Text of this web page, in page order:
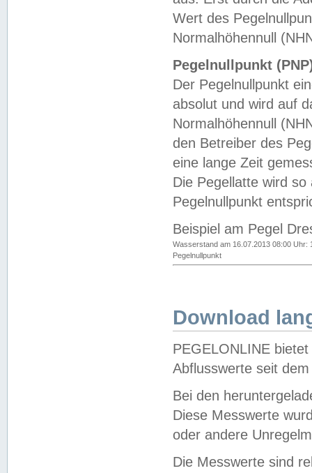
Wert des
Normalhöhennull
Pegelnullpunkt
Der Pegelnullpunkt
absolut und wird auf
Normalhöhennull
den Betreiber des
eine lange Zeit
Die Pegellatte wird
Pegelnullpunkt
Beispiel am Pegel
Wasserstand am 16.07.2013 08:00 Uhr:
Pegelnullpunkt
Download
PEGELONLINE
Abflusswerte seit
Bei den
Diese Messwerte
oder andere
Die Messwerte sind